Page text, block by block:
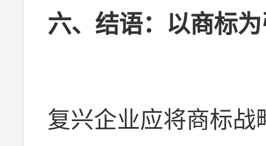
六、结语：以商标
复兴企业应将商标